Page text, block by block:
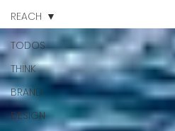
TODOS
THINK
BRAND
DESIGN
REACH